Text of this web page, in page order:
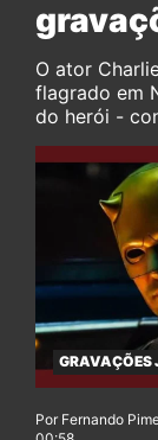
O ator
flagrado em
do herói -
GRAVAÇÕES
Por Fernando